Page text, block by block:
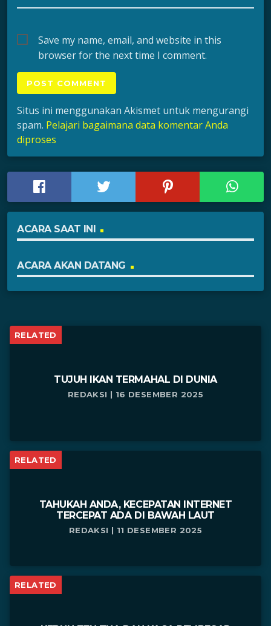
Save my name, email, and website in this
browser for the next time I comment.
Situs ini menggunakan Akismet untuk mengurangi
spam. Pelajari bagaimana data komentar Anda
diproses
ACARA SAAT INI
ACARA AKAN DATANG
RELATED
TUJUH IKAN TERMAHAL DI DUNIA
REDAKSI | 16 DESEMBER 2025
RELATED
TAHUKAH ANDA, KECEPATAN INTERNET
TERCEPAT ADA DI BAWAH LAUT
REDAKSI | 11 DESEMBER 2025
RELATED